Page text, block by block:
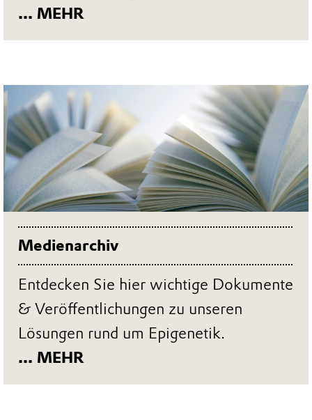
... MEHR
Medienarchiv
Entdecken Sie hier wichtige Dokumente
& Veröffentlichungen zu unseren
Lösungen rund um Epigenetik.
... MEHR